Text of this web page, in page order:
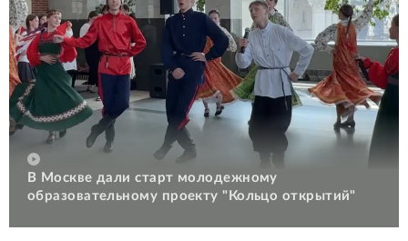
В Москве дали старт молодежному
образовательному проекту "Кольцо открытий"